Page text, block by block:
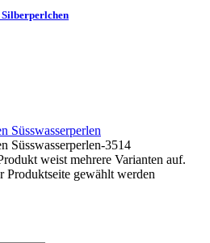
weist mehrere Varianten auf.
Produktseite gewählt werden